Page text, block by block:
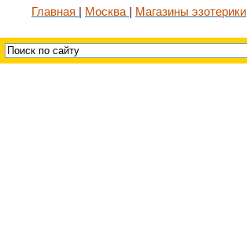
Главная Москва Магазины эзотерики